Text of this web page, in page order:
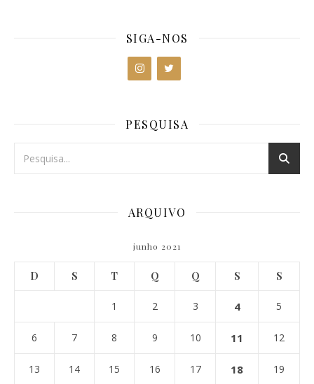
SIGA-NOS
PESQUISA
ARQUIVO
junho 2021
D S T Q Q S S
1 2 3 4 5
6 7 8 9 10 11 12
13 14 15 16 17 18 19